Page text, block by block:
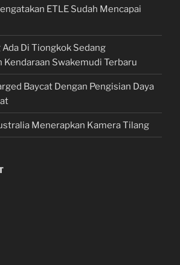
ETLE Sudah Mencapai
Ada Di Tiongkok Sedang
Kendaraan Swakemudi Terbaru
Baycat Dengan Pengisian Daya
Menerapkan Kamera Tilang